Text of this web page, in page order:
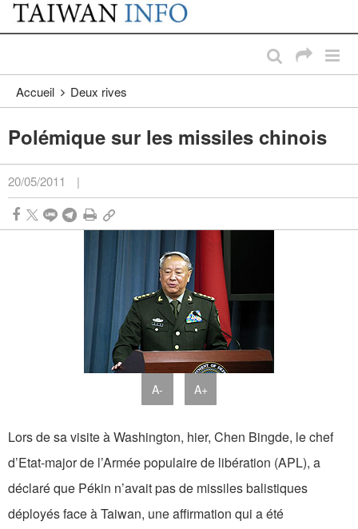
Passer au contenu principal
:::
Accueil Deux rives
Polémique sur les missiles chinois
20/05/2011 |
A- A+
Lors de sa visite à Washington, hier, Chen Bingde, le chef
d’Etat-major de l’Armée populaire de libération (APL), a
déclaré que Pékin n’avait pas de missiles balistiques
déployés face à Taiwan, une affirmation qui a été